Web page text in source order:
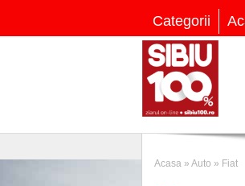
Categorii
Acasa » Auto » Fiat